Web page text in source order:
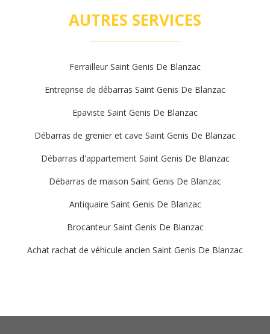
AUTRES SERVICES
Ferrailleur Saint Genis De Blanzac
Entreprise de débarras Saint Genis De Blanzac
Epaviste Saint Genis De Blanzac
Débarras de grenier et cave Saint Genis De Blanzac
Débarras d'appartement Saint Genis De Blanzac
Débarras de maison Saint Genis De Blanzac
Antiquaire Saint Genis De Blanzac
Brocanteur Saint Genis De Blanzac
Achat rachat de véhicule ancien Saint Genis De Blanzac